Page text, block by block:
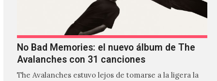
No Bad Memories: el nuevo álbum de The
Avalanches con 31 canciones
The Avalanches estuvo lejos de tomarse a la ligera la